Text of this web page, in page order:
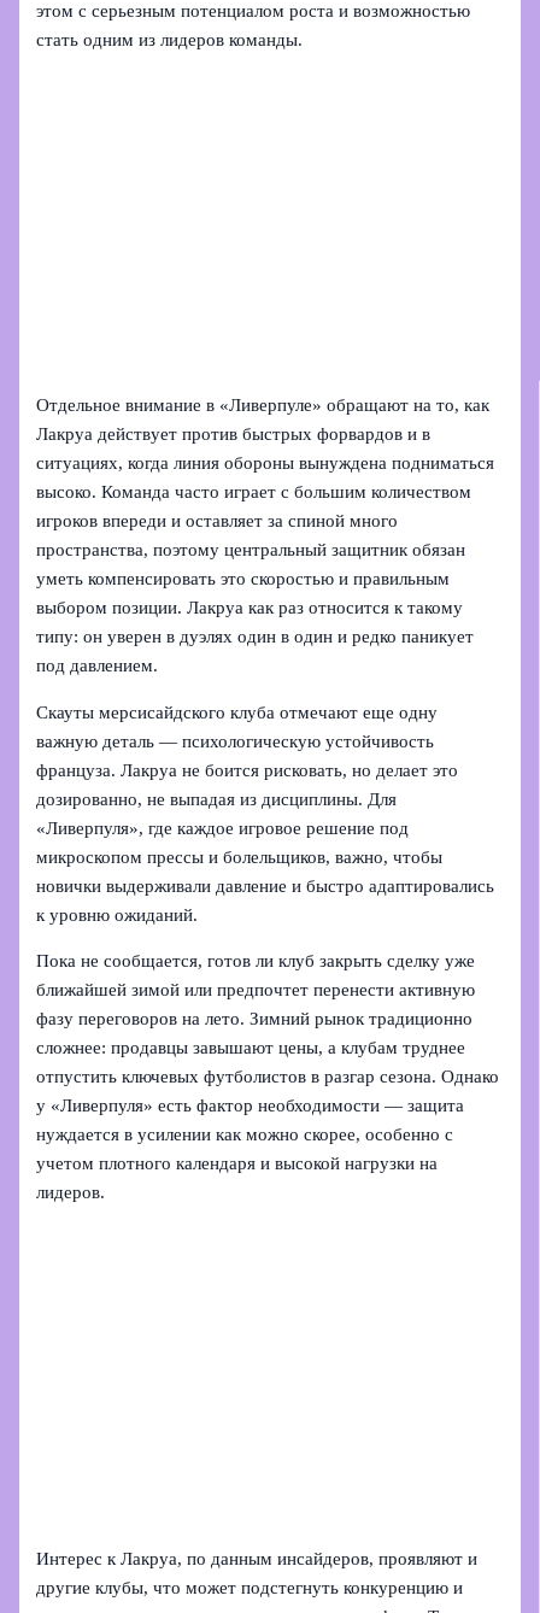
этом с серьезным потенциалом роста и возможностью
стать одним из лидеров команды.
Отдельное внимание в «Ливерпуле» обращают на то, как
Лакруа действует против быстрых форвардов и в
ситуациях, когда линия обороны вынуждена подниматься
высоко. Команда часто играет с большим количеством
игроков впереди и оставляет за спиной много
пространства, поэтому центральный защитник обязан
уметь компенсировать это скоростью и правильным
выбором позиции. Лакруа как раз относится к такому
типу: он уверен в дуэлях один в один и редко паникует
под давлением.
Скауты мерсисайдского клуба отмечают еще одну
важную деталь — психологическую устойчивость
француза. Лакруа не боится рисковать, но делает это
дозированно, не выпадая из дисциплины. Для
«Ливерпуля», где каждое игровое решение под
микроскопом прессы и болельщиков, важно, чтобы
новички выдерживали давление и быстро адаптировались
к уровню ожиданий.
Пока не сообщается, готов ли клуб закрыть сделку уже
ближайшей зимой или предпочтет перенести активную
фазу переговоров на лето. Зимний рынок традиционно
сложнее: продавцы завышают цены, а клубам труднее
отпустить ключевых футболистов в разгар сезона. Однако
у «Ливерпуля» есть фактор необходимости — защита
нуждается в усилении как можно скорее, особенно с
учетом плотного календаря и высокой нагрузки на
лидеров.
Интерес к Лакруа, по данным инсайдеров, проявляют и
другие клубы, что может подстегнуть конкуренцию и